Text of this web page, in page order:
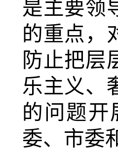
是主要领
的重点，
防止把层
乐主义、
的问题开
委、市委